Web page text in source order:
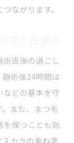
持続期間を
仕上がりの
ェンヌの特
ながります。
術直後の過ごし
術後24時間は
などの基本を守
また、まつ毛
を保つことも効
カラの重ね塗